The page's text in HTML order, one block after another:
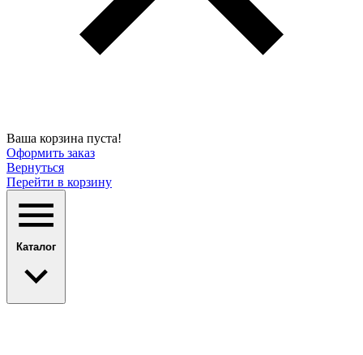
Ваша корзина пуста!
Оформить заказ
Вернуться
Перейти в корзину
Каталог